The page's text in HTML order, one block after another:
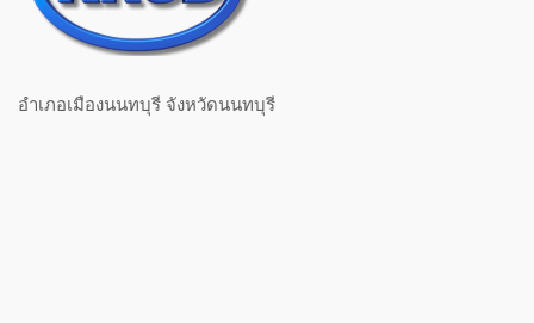
อำเภอเมืองนนทบุรี จังหวัดนนทบุรี